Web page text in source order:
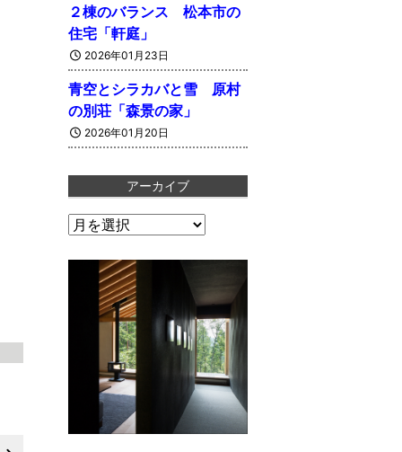
２棟のバランス 松本市の
住宅「軒庭」
2026年01月23日
青空とシラカバと雪 原村
の別荘「森景の家」
2026年01月20日
アーカイブ
ア
ー